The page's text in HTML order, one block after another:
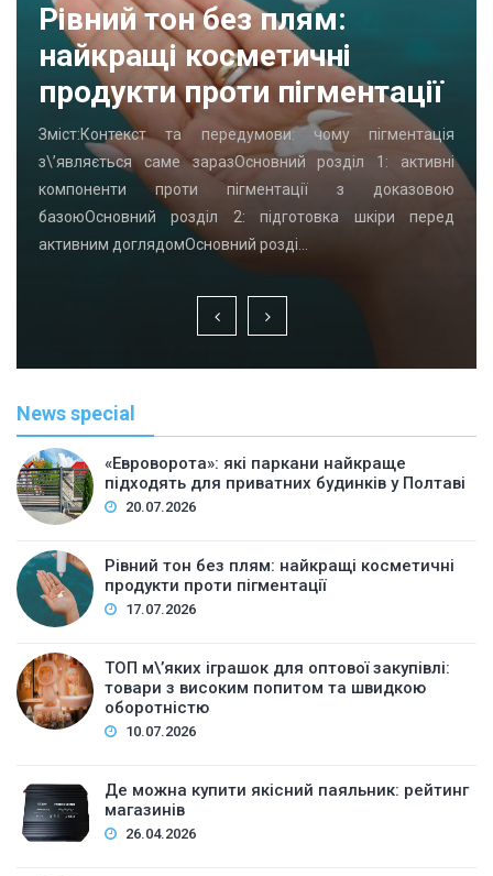
Рівний тон без плям:
найкращі косметичні
продукти проти пігментації
Зміст:Контекст та передумови: чому пігментація
з\’являється саме заразОсновний розділ 1: активні
компоненти проти пігментації з доказовою
базоюОсновний розділ 2: підготовка шкіри перед
активним доглядомОсновний розді…
News special
«Евроворота»: які паркани найкраще
підходять для приватних будинків у Полтаві
20.07.2026
Рівний тон без плям: найкращі косметичні
продукти проти пігментації
17.07.2026
ТОП м\’яких іграшок для оптової закупівлі:
товари з високим попитом та швидкою
оборотністю
10.07.2026
Де можна купити якісний паяльник: рейтинг
магазинів
26.04.2026